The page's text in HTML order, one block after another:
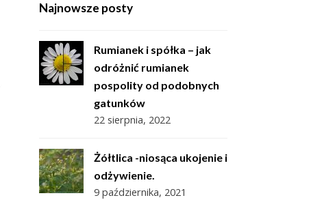
Najnowsze posty
Rumianek i spółka – jak
odróżnić rumianek
pospolity od podobnych
gatunków
22 sierpnia, 2022
Żółtlica -niosąca ukojenie i
odżywienie.
9 października, 2021